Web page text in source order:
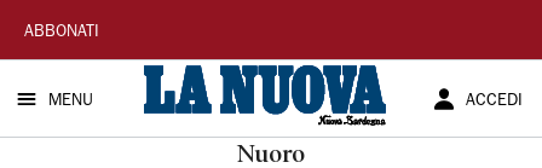
La
Nuova
Sardegna
ABBONATI
MENU ACCEDI
Nuoro